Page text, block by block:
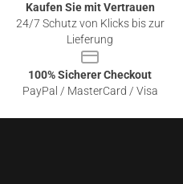
Kaufen Sie mit Vertrauen
24/7 Schutz von Klicks bis zur
Lieferung
100% Sicherer Checkout
PayPal / MasterCard / Visa